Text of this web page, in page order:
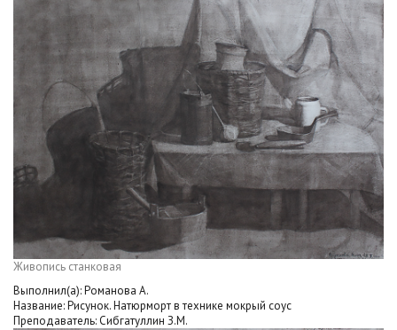
Живопись станковая
Выполнил(а): Романова А.
Название: Рисунок. Натюрморт в технике мокрый соус
Преподаватель: Сибгатуллин З.М.